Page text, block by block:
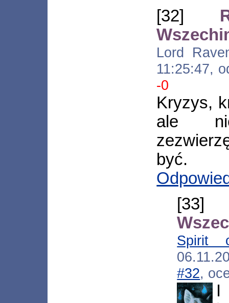
[32]
Lord
11:25:47,
-0
Kryzys,
ale
być.
Spirit
#32,
I